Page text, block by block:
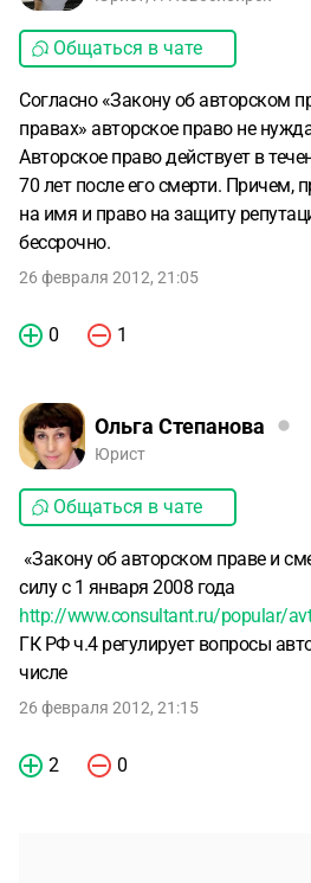
Общаться в чате
Согласно «Закону об авторском
правах» авторское право не
Авторское право действует в
70 лет после его смерти. Причем,
на имя и право на защиту
бессрочно.
26 февраля 2012, 21:05
0 1
Ольга Степанова
Юрист
Общаться в чате
«Закону об авторском праве и
силу с 1 января 2008 года
http://www.consultant.ru/popular/
ГК РФ ч.4 регулирует вопросы
числе
26 февраля 2012, 21:15
2 0